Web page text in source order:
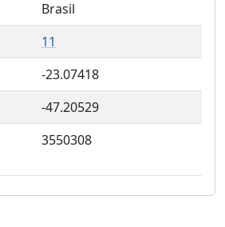
Brasil
11
-23.07418
-47.20529
3550308